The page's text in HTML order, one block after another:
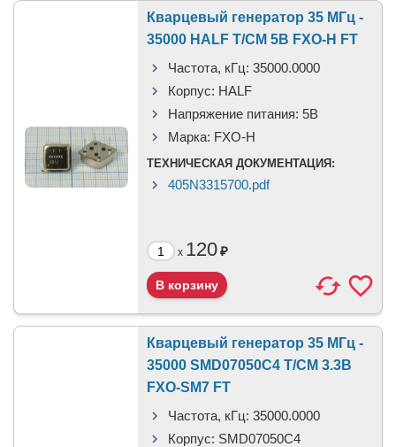
Кварцевый генератор 35 МГц -
35000 HALF T/CM 5В FXO-H FT
Частота, кГц: 35000.0000
Корпус: HALF
Напряжение питания: 5В
Марка: FXO-H
ТЕХНИЧЕСКАЯ ДОКУМЕНТАЦИЯ:
405N3315700.pdf
x 120₽
Кварцевый генератор 35 МГц -
35000 SMD07050C4 T/CM 3.3В
FXO-SM7 FT
Частота, кГц: 35000.0000
Корпус: SMD07050C4